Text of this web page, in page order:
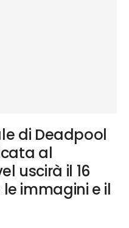
di Deadpool
al
uscirà il 16
le immagini e il